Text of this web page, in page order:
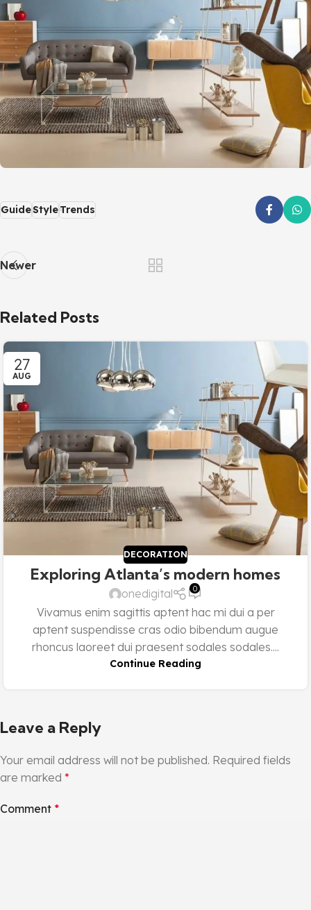
GuideStyleTrends
Newer
Related Posts
27
AUG
DECORATION
Exploring Atlanta’s modern homes
onedigital 0
Vivamus enim sagittis aptent hac mi dui a per
aptent suspendisse cras odio bibendum augue
rhoncus laoreet dui praesent sodales sodales....
Continue Reading
Leave a Reply
Your email address will not be published. Required fields
are marked *
Comment *